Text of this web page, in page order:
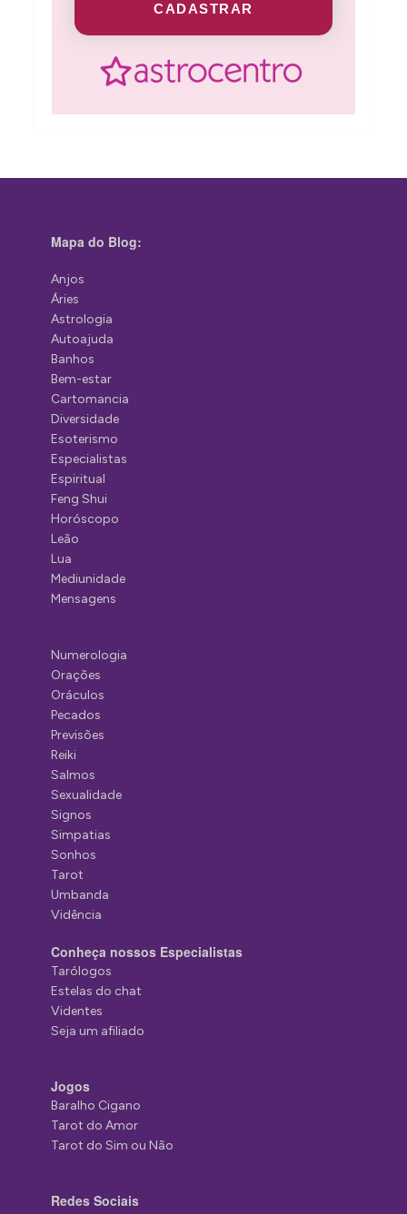
CADASTRAR
Mapa do Blog:
Anjos
Áries
Astrologia
Autoajuda
Banhos
Bem-estar
Cartomancia
Diversidade
Esoterismo
Especialistas
Espiritual
Feng Shui
Horóscopo
Leão
Lua
Mediunidade
Mensagens
Numerologia
Orações
Oráculos
Pecados
Previsões
Reiki
Salmos
Sexualidade
Signos
Simpatias
Sonhos
Tarot
Umbanda
Vidência
Conheça nossos Especialistas
Tarólogos
Estelas do chat
Videntes
Seja um afiliado
Jogos
Baralho Cigano
Tarot do Amor
Tarot do Sim ou Não
Redes Sociais